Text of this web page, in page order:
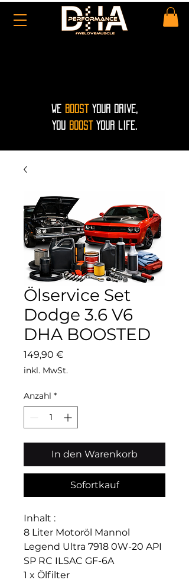
WE Boost
your drive,
you
boost your life.
Ölservice Set
Dodge 3.6 V6
DHA BOOSTED
149,90 €
inkl. MwSt.
Anzahl *
In den Warenkorb
Sofortkauf
Inhalt :
8 Liter Motoröl Mannol
Legend Ultra 7918 0W-20 API
SP RC ILSAC GF-6A
1 x Ölfilter